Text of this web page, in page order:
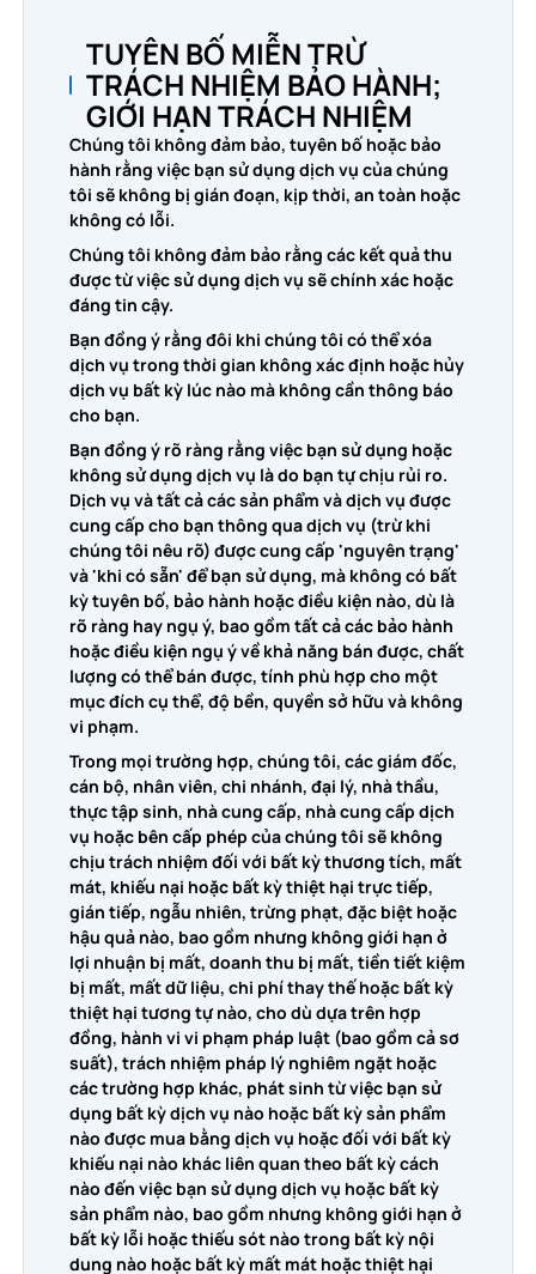
TUYÊN BỐ MIỄN TRỪ
TRÁCH NHIỆM BẢO HÀNH;
GIỚI HẠN TRÁCH NHIỆM
Chúng tôi không đảm bảo, tuyên bố hoặc bảo
hành rằng việc bạn sử dụng dịch vụ của chúng
tôi sẽ không bị gián đoạn, kịp thời, an toàn hoặc
không có lỗi.
Chúng tôi không đảm bảo rằng các kết quả thu
được từ việc sử dụng dịch vụ sẽ chính xác hoặc
đáng tin cậy.
Bạn đồng ý rằng đôi khi chúng tôi có thể xóa
dịch vụ trong thời gian không xác định hoặc hủy
dịch vụ bất kỳ lúc nào mà không cần thông báo
cho bạn.
Bạn đồng ý rõ ràng rằng việc bạn sử dụng hoặc
không sử dụng dịch vụ là do bạn tự chịu rủi ro.
Dịch vụ và tất cả các sản phẩm và dịch vụ được
cung cấp cho bạn thông qua dịch vụ (trừ khi
chúng tôi nêu rõ) được cung cấp 'nguyên trạng'
và 'khi có sẵn' để bạn sử dụng, mà không có bất
kỳ tuyên bố, bảo hành hoặc điều kiện nào, dù là
rõ ràng hay ngụ ý, bao gồm tất cả các bảo hành
hoặc điều kiện ngụ ý về khả năng bán được, chất
lượng có thể bán được, tính phù hợp cho một
mục đích cụ thể, độ bền, quyền sở hữu và không
vi phạm.
Trong mọi trường hợp, chúng tôi, các giám đốc,
cán bộ, nhân viên, chi nhánh, đại lý, nhà thầu,
thực tập sinh, nhà cung cấp, nhà cung cấp dịch
vụ hoặc bên cấp phép của chúng tôi sẽ không
chịu trách nhiệm đối với bất kỳ thương tích, mất
mát, khiếu nại hoặc bất kỳ thiệt hại trực tiếp,
gián tiếp, ngẫu nhiên, trừng phạt, đặc biệt hoặc
hậu quả nào, bao gồm nhưng không giới hạn ở
lợi nhuận bị mất, doanh thu bị mất, tiền tiết kiệm
bị mất, mất dữ liệu, chi phí thay thế hoặc bất kỳ
thiệt hại tương tự nào, cho dù dựa trên hợp
đồng, hành vi vi phạm pháp luật (bao gồm cả sơ
suất), trách nhiệm pháp lý nghiêm ngặt hoặc
các trường hợp khác, phát sinh từ việc bạn sử
dụng bất kỳ dịch vụ nào hoặc bất kỳ sản phẩm
nào được mua bằng dịch vụ hoặc đối với bất kỳ
khiếu nại nào khác liên quan theo bất kỳ cách
nào đến việc bạn sử dụng dịch vụ hoặc bất kỳ
sản phẩm nào, bao gồm nhưng không giới hạn ở
bất kỳ lỗi hoặc thiếu sót nào trong bất kỳ nội
dung nào hoặc bất kỳ mất mát hoặc thiệt hại